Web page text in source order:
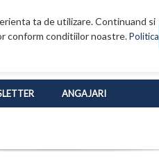
ta de utilizare. Continuand si
conform conditiilor noastre.Politica
ANGAJARI